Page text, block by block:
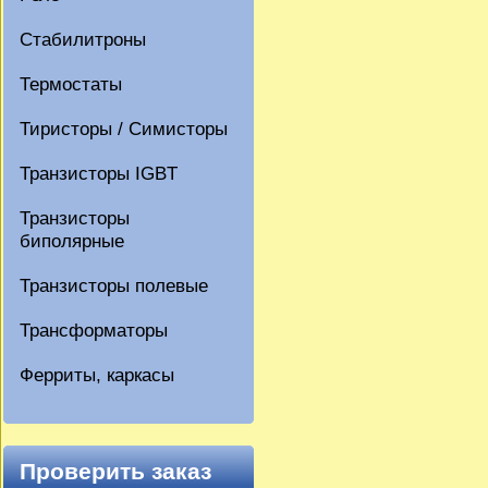
Стабилитроны
Термостаты
Тиристоры / Симисторы
Транзисторы IGBT
Транзисторы
биполярные
Транзисторы полевые
Трансформаторы
Ферриты, каркасы
Проверить заказ